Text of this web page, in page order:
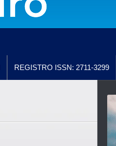
REGISTRO ISSN: 2711-3299